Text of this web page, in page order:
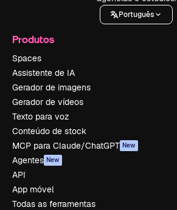
Português
Produtos
Spaces
Assistente de IA
Gerador de imagens
Gerador de vídeos
Texto para voz
Conteúdo de stock
MCP para Claude/ChatGPT New
Agentes New
API
App móvel
Todas as ferramentas